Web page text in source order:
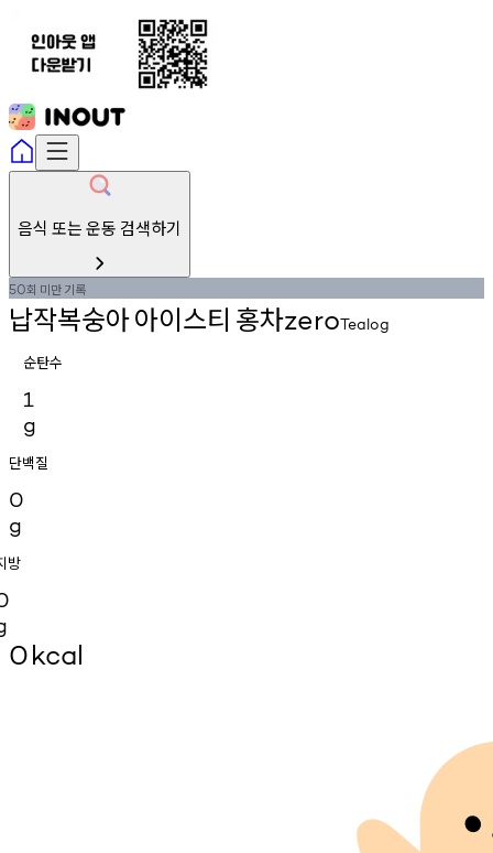
음식 또는 운동 검색하기
50회 미만기록
납작복숭아아이스티 홍차zeroTealog
순탄수
1
g
단백질
0
g
방
0kcal